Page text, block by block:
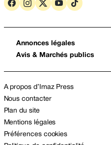
Annonces légales
Avis & Marchés publics
A propos d’Imaz Press
Nous contacter
Plan du site
Mentions légales
Préférences cookies